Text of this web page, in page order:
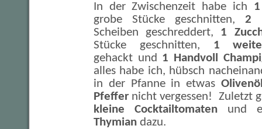
In der Zwischenzeit habe ich
grobe Stücke geschnitten, 2
Scheiben geschreddert, 1
Stücke geschnitten, 1
gehackt und 1 Handvoll
alles habe ich, hübsch
in der Pfanne in etwas
Pfeffer nicht vergessen! Zuletzt
kleine Cocktailtomaten und
Thymian dazu.